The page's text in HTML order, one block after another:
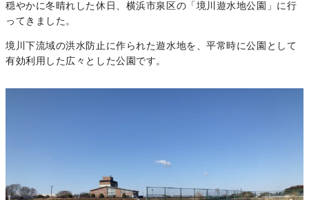
穏やかに冬晴れした休日、横浜市泉区の「境川遊水地公園」に行
ってきました。
境川下流域の洪水防止に作られた遊水地を、平常時に公園として
有効利用した広々とした公園です。